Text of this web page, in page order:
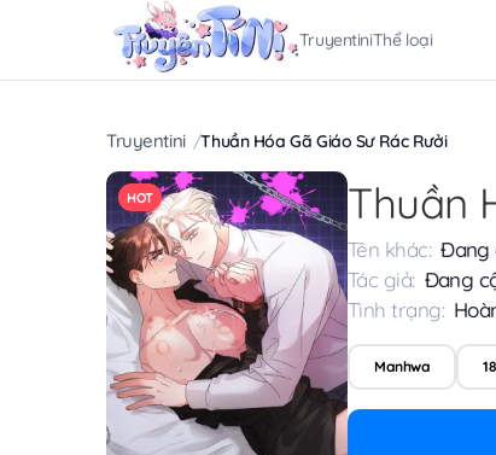
TruyentiniThể loại
Truyentini Thuần Hóa Gã Giáo Sư Rác Rưởi
HOT Thuần
Tên khác: Đang
Tác giả: Đang
Tình trạng:
Manhwa